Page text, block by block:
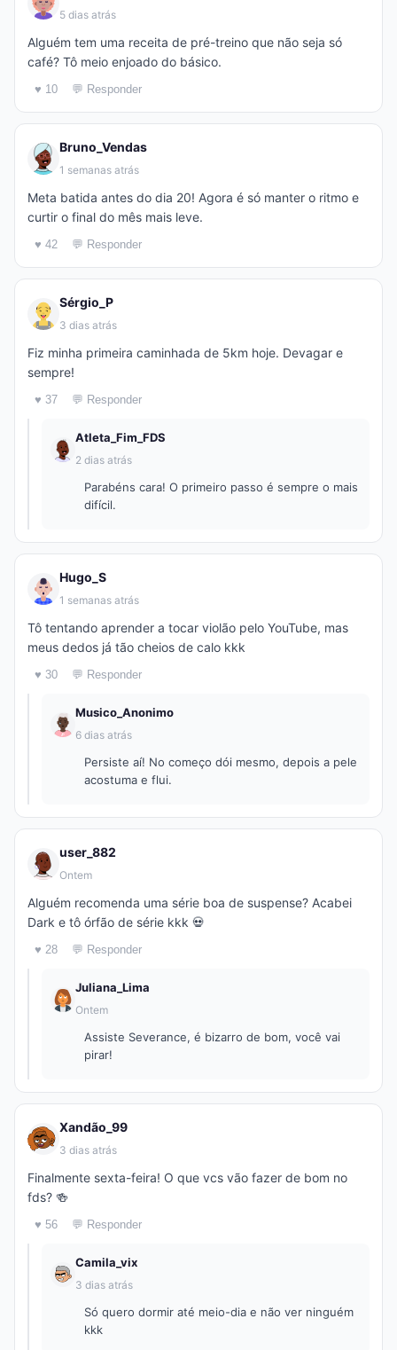
5 dias atrás
Alguém tem uma receita de pré-treino que não seja só
café? Tô meio enjoado do básico.
♥ 10 💬 Responder
Bruno_Vendas
1 semanas atrás
Meta batida antes do dia 20! Agora é só manter o ritmo e
curtir o final do mês mais leve.
♥ 42 💬 Responder
Sérgio_P
3 dias atrás
Fiz minha primeira caminhada de 5km hoje. Devagar e
sempre!
♥ 37 💬 Responder
Atleta_Fim_FDS
2 dias atrás
Parabéns cara! O primeiro passo é sempre o mais
difícil.
Hugo_S
1 semanas atrás
Tô tentando aprender a tocar violão pelo YouTube, mas
meus dedos já tão cheios de calo kkk
♥ 30 💬 Responder
Musico_Anonimo
6 dias atrás
Persiste aí! No começo dói mesmo, depois a pele
acostuma e flui.
user_882
Ontem
Alguém recomenda uma série boa de suspense? Acabei
Dark e tô órfão de série kkk 💀
♥ 28 💬 Responder
Juliana_Lima
Ontem
Assiste Severance, é bizarro de bom, você vai
pirar!
Xandão_99
3 dias atrás
Finalmente sexta-feira! O que vcs vão fazer de bom no
fds? 🍻
♥ 56 💬 Responder
Camila_vix
3 dias atrás
Só quero dormir até meio-dia e não ver ninguém
kkk